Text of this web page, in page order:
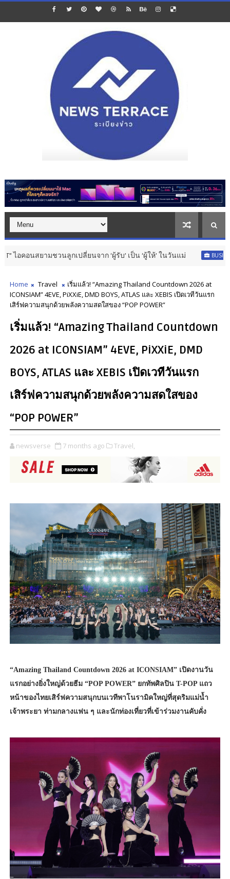
ยามชวนลูกเปลี่ยนจาก ‘ผู้รับ’ เป็น ‘ผู้ให้’ ในวันแม่ BUSINESS & MARKETS
Home Travel
เริ่มแล้ว! “Amazing Thailand Countdown 2026 at
ICONSIAM” 4EVE, PiXXiE, DMD BOYS, ATLAS และ XEBIS เปิดเวทีวันแรก
เสิร์ฟความสนุกด้วยพลังความสดใสของ “POP POWER”
เริ่มแล้ว! “Amazing Thailand Countdown
2026 at ICONSIAM” 4EVE, PiXXiE, DMD
BOYS, ATLAS และ XEBIS เปิดเวทีวันแรก
เสิร์ฟความสนุกด้วยพลังความสดใสของ
“POP POWER”
newsverse 7 months ago Travel,
“Amazing Thailand Countdown 2026 at ICONSIAM” เปิดงานวัน
แรกอย่างยิ่งใหญ่ด้วยธีม “POP POWER” ยกทัพศิลปิน T-POP แถว
หน้าของไทยเสิร์ฟความสนุกบนเวทีพาโนรามิคใหญ่ที่สุดริมแม่น้ำ
เจ้าพระยา ท่ามกลางแฟน ๆ และนักท่องเที่ยวที่เข้าร่วมงานคับคั่ง